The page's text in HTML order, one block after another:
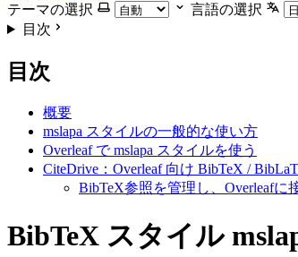
テーマの選択
言語の選択
目次
目次
概要
mslapa スタイルの一般的な使い方
Overleaf で mslapa スタイルを使う
CiteDrive：Overleaf 向け BibTeX /
BibTeX参照を管理し、Overleaf
BibTeX スタイル